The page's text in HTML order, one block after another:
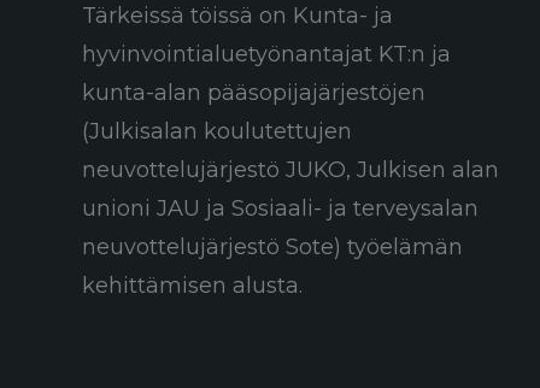
Tärkeissä töissä on Kunta- ja
hyvinvointialuetyönantajat KT:n ja
kunta-alan pääsopijajärjestöjen
(Julkisalan koulutettujen
neuvottelujärjestö JUKO, Julkisen alan
unioni JAU ja Sosiaali- ja terveysalan
neuvottelujärjestö Sote) työelämän
kehittämisen alusta.